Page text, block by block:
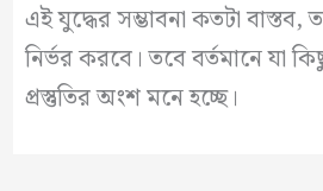
এই যুদ্ধের সম্ভাবনা কতটা
নির্ভর করবে। তবে বর্তমানে যা
প্রস্তুতির অংশ মনে হচ্ছে।